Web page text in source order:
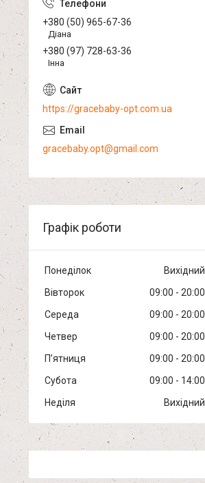
+380 (50) 965-67-36
Діана
+380 (97) 728-63-36
Інна
https://gracebaby-opt.com.ua
gracebaby.opt@gmail.com
Графік роботи
Понеділок
Вихідний
Вівторок
09:00
20:00
Середа
09:00
20:00
Четвер
09:00
20:00
Пʼятниця
09:00
20:00
Субота
09:00
14:00
Неділя
Вихідний